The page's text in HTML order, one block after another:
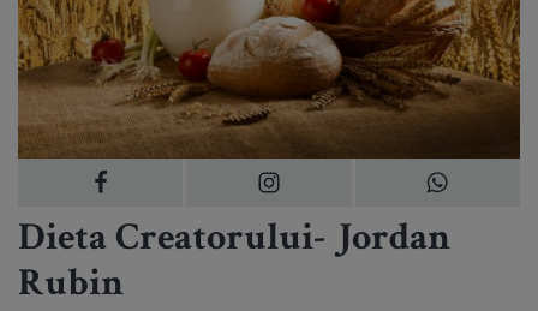
Dieta Creatorului- Jordan
Rubin